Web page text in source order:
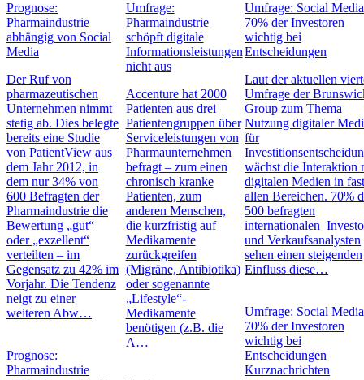
Prognose:
Pharmaindustrie
abhängig von Social
Media
Der Ruf von
pharmazeutischen
Unternehmen nimmt
stetig ab. Dies belegte
bereits eine Studie
von PatientView aus
dem Jahr 2012, in
dem nur 34% von
600 Befragten der
Pharmaindustrie die
Bewertung „gut“
oder „exzellent“
verteilten – im
Gegensatz zu 42% im
Vorjahr. Die Tendenz
neigt zu einer
weiteren Abw…
Prognose:
Pharmaindustrie
Umfrage:
Pharmaindustrie
schöpft digitale
Informationsleistungen
nicht aus
Accenture hat 2000
Patienten aus drei
Patientengruppen über
Serviceleistungen von
Pharmaunternehmen
befragt – zum einen
chronisch kranke
Patienten, zum
anderen Menschen,
die kurzfristig auf
Medikamente
zurückgreifen
(Migräne, Antibiotika)
oder sogenannte
„Lifestyle“-
Medikamente
benötigen (z.B. die
A…
Umfrage: Social
70% der Investoren
wichtig bei
Entscheidungen
Laut der aktuellen
Umfrage der
Group zum Thema
Nutzung digitaler
für
wächst die Interaktion
digitalen Medien in
allen Bereichen. 70%
500 befragten
internationalen
und Verkaufsanalysten
sehen einen steigenden
Einfluss diese…
Umfrage: Social
70% der Investoren
wichtig bei
Entscheidungen
Kurznachrichten